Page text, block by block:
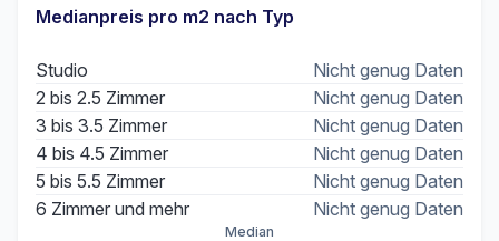
Medianpreis pro m2 nach Typ
Studio
Nicht genug Daten
2 bis 2.5 Zimmer
Nicht genug Daten
3 bis 3.5 Zimmer
Nicht genug Daten
4 bis 4.5 Zimmer
Nicht genug Daten
5 bis 5.5 Zimmer
Nicht genug Daten
6 Zimmer und mehr
Nicht genug Daten
Median